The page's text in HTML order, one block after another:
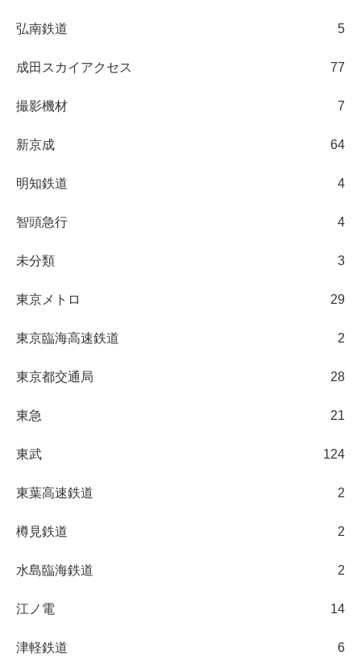
弘南鉄道 5
成田スカイアクセス 77
撮影機材 7
新京成 64
明知鉄道 4
智頭急行 4
未分類 3
東京メトロ 29
東京臨海高速鉄道 2
東京都交通局 28
東急 21
東武 124
東葉高速鉄道 2
樽見鉄道 2
水島臨海鉄道 2
江ノ電 14
津軽鉄道 6